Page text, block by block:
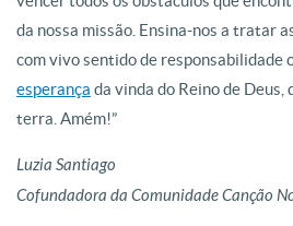
da nossa missão. Ensina-nos a tratar
com vivo sentido de responsabilidade
esperança da vinda do Reino de Deus,
terra. Amém!”
Luzia Santiago
Cofundadora da Comunidade Canção